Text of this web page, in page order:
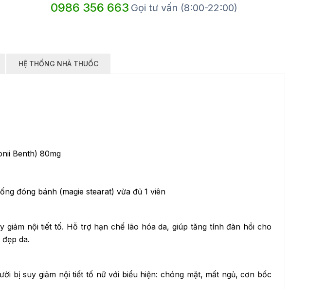
0986 356 663 Gọi tư vấn (8:00-22:00)
HỆ THỐNG NHÀ THUỐC
Benth) 80mg
đóng bánh (magie stearat) vừa đủ 1 viên
giảm nội tiết tố. Hỗ trợ hạn chế lão hóa da, giúp tăng tính đàn hồi cho
da.
bị suy giảm nội tiết tố nữ với biểu hiện: chóng mặt, mất ngủ, cơn bốc